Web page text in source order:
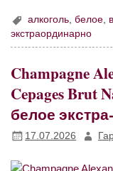
алкоголь ,белое
экстраординарно
Champagne
Cepages Brut
белое
17.07.2026